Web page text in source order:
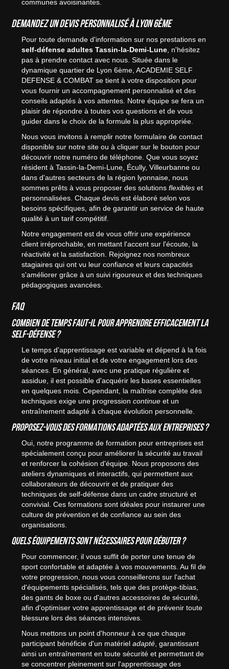
communes avoisinantes.
Demandez un devis personnalisé à Lyon 6ème
Pour toute demande d'information sur nos prestations en
self-défense adultes Tassin-la-Demi-Lune, n'hésitez
pas à prendre contact avec nous. Située dans le
dynamique quartier de Lyon 6ème, ACADEMIE SELF
DEFENSE & COMBAT se tient à votre disposition pour
vous fournir un accompagnement personnalisé et des
conseils adaptés à vos attentes. Notre équipe se fera un
plaisir de répondre à toutes vos questions et de vous
guider dans le choix de la formule la plus appropriée.
Nous vous invitons à remplir notre formulaire de contact
disponible sur notre site ou à cliquer sur le bouton pour
découvrir notre numéro de téléphone. Que vous soyez
résident à Tassin-la-Demi-Lune, Écully, Villeurbanne ou
dans d'autres secteurs de la région lyonnaise, nous
sommes prêts à vous proposer des solutionsflexibles et
personnalisées. Chaque devis est élaboré selon vos
besoins spécifiques, afin de garantir un service de haute
qualité à un tarif compétitif.
Notre engagement est de vous offrir une expérience
client irréprochable, en mettant l'accent sur l'écoute, la
réactivité et la satisfaction. Rejoignez nos nombreux
stagiaires qui ont vu leur confiance et leurs capacités
s'améliorer grâce à un suivi rigoureux et des techniques
pédagogiques avancées.
FAQ
Combien de temps faut-il pour apprendre efficacement la
self-défense ?
Le temps d'apprentissage est variable et dépend à la fois
de votre niveau initial et de votre engagement lors des
séances. En général, avec une pratique régulière et
assidue, il est possible d'acquérir les bases essentielles
en quelques mois. Cependant, la maîtrise complète des
techniques exige une progressioncontinue et un
entraînement adapté à chaque évolution personnelle.
Proposez-vous des formations adaptées aux entreprises ?
Oui, notre programme de formation pour entreprises est
spécialement conçu pour améliorer la sécurité au travail
et renforcer la cohésion d'équipe. Nous proposons des
ateliers dynamiques et interactifs, qui permettent aux
collaborateurs de découvrir et de pratiquer des
techniques de self-défense dans un cadre structuré et
convivial. Ces formations sont idéales pour instaurer une
culture de prévention et de confiance au sein des
organisations.
Quels équipements sont nécessaires pour débuter ?
Pour commencer, il vous suffit de porter une tenue de
sport confortable et adaptée à vos mouvements. Au fil de
votre progression, nous vous conseillerons sur l'achat
d'équipements spécialisés, tels que des protège-tibias,
des gants de boxe ou d'autres accessoires de sécurité,
afin d'optimiser votre apprentissage et de prévenir toute
blessure lors des séances intensives.
Nous mettons un point d'honneur à ce que chaque
participant bénéficie d'un matérieladapté, garantissant
ainsi un entraînement en toute sécurité et permettant de
se concentrer pleinement sur l'apprentissage des